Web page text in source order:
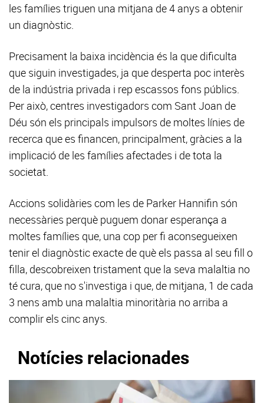
les famílies triguen una mitjana de 4 anys a obtenir
un diagnòstic.
Precisament la baixa incidència és la que dificulta
que siguin investigades, ja que desperta poc interès
de la indústria privada i rep escassos fons públics.
Per això, centres investigadors com Sant Joan de
Déu són els principals impulsors de moltes línies de
recerca que es financen, principalment, gràcies a la
implicació de les famílies afectades i de tota la
societat.
Accions solidàries com les de Parker Hannifin són
necessàries perquè puguem donar esperança a
moltes famílies que, una cop per fi aconsegueixen
tenir el diagnòstic exacte de què els passa al seu fill o
filla, descobreixen tristament que la seva malaltia no
té cura, que no s'investiga i que, de mitjana, 1 de cada
3 nens amb una malaltia minoritària no arriba a
complir els cinc anys.
Notícies relacionades